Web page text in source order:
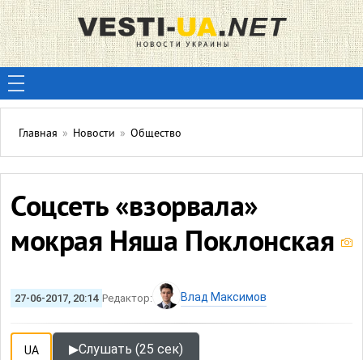
Главная » Новости » Общество
Соцсеть «взорвала»
мокрая Няша Поклонская
27-06-2017, 20:14 Редактор: Влад Максимов
UA ▶Слушать (25 сек)